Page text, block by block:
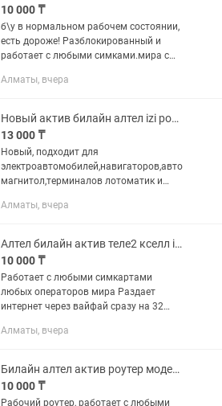
10 000 ₸
б\у в нормальном рабочем состоянии,
есть дороже! Разблокированный и
работает с любыми симками.мира с
Сек — стандарт 4G+ LTE это значит если
Алматы, вчера
Новый актив билайн алтел izi роутер модем usb 4G на электроавтомобиль
13 000 ₸
Новый, подходит для
электроавтомобилей,навигаторов,авто
магнитол,терминалов лотоматик и
путешествий, для видеонаблюдения и
через usb...
Алматы, вчера
Алтел билайн актив теле2 кселл izi роутер модем
10 000 ₸
Работает с любыми симкартами
любых операторов мира Раздает
интернет через вайфай сразу на 32
выход LAN RG45 Регистрация
тариф сами...
Алматы, вчера
Билайн алтел актив роутер модем вайфай стационарный
10 000 ₸
Рабочий роутер, работает с любыми